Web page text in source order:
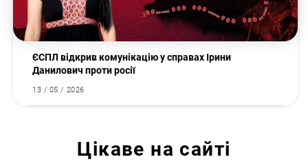
ЄСПЛ відкрив комунікацію у справах Ірини
Данилович проти росії
13 / 05 / 2026
Цікаве на сайті